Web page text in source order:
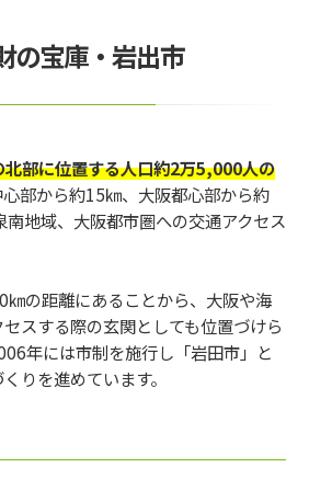
の宝庫・岩出市
部に位置する人口約2万5,000人の
部から約15㎞、大阪都心部から約
地域、大阪都市圏への交通アクセス
㎞の距離にあることから、大阪や海
スする際の玄関としても位置づけら
年には市制を施行し「岩田市」と
りを進めています。